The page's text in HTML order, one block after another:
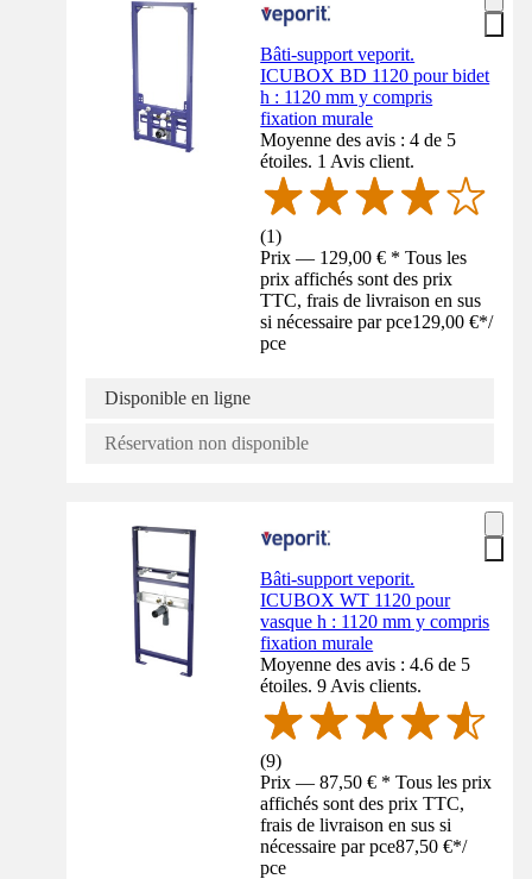
Bâti-support veporit.
ICUBOX BD 1120 pour bidet
h : 1120 mm y compris
fixation murale
Moyenne des avis : 4 de 5
étoiles. 1 Avis client.
(1)
Prix — 129,00 € * Tous les
prix affichés sont des prix
TTC, frais de livraison en sus
si nécessaire par pce129,00 €*/
pce
Disponible en ligne
Réservation non disponible
Bâti-support veporit.
ICUBOX WT 1120 pour
vasque h : 1120 mm y compris
fixation murale
Moyenne des avis : 4.6 de 5
étoiles. 9 Avis clients.
(9)
Prix — 87,50 € * Tous les prix
affichés sont des prix TTC,
frais de livraison en sus si
nécessaire par pce87,50 €*/
pce